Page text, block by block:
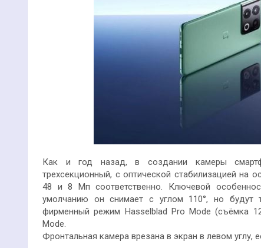
Как и год назад, в создании камеры
трехсекционный, с оптической стабилизацией на
48 и 8 Мп соответственно. Ключевой
умолчанию он снимает с углом 110°, но будут
фирменный режим Hasselblad Pro Mode (съёмка
Mode.
Фронтальная камера врезана в экран в левом углу,